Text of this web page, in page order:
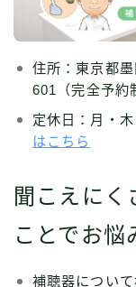
住所：東京都
601（完全予約
定休日：月・
はこちら
聞こえにく
ことでお悩
補聴器につい